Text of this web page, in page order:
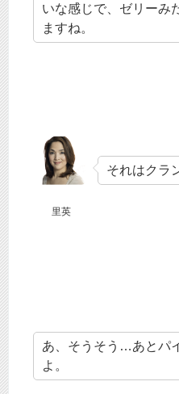
いな感じで、ゼリーみ
ますね。
里英
それはクラ
あ、そうそう…あとパ
よ。